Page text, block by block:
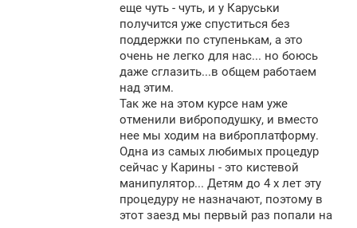
еще чуть - чуть, и у Каруськи
получится уже спуститься без
поддержки по ступенькам, а это
очень не легко для нас... но боюсь
даже сглазить...в общем работаем
над этим.
Так же на этом курсе нам уже
отменили виброподушку, и вместо
нее мы ходим на виброплатформу.
Одна из самых любимых процедур
сейчас у Карины - это кистевой
манипулятор... Детям до 4 х лет эту
процедуру не назначают, поэтому в
этот заезд мы первый раз попали на